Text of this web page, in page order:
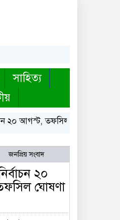
সাহিত্য
২০ আগস্ট, তফসিল ঘোষণা ইসির
জনপ্রিয় সংবাদ
২০
ঘোষণা